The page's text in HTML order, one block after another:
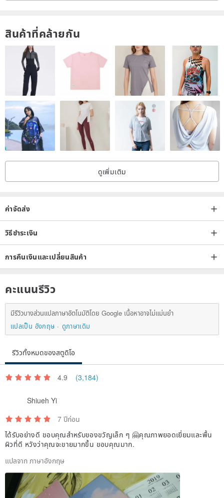
height).
Manuscript paper: 05 green manuscript paper / 06 purple
manuscript paper (66 cells).
*小叮咛:
There is no adhesive coating on each back. If you need to stick it,
you can choose another paper tape or sticker.
The color in the product map will be different from the actual color
of the product due to different screen displays and light source
angles. Please focus on the entity.
This Lifepad series note paper, with A5 size, can be purchased and
→Lifepad A5 note paper product link...
/ Product Size / 7.4x8.3 cm
/ Packing size / 8.3x7.4x1.1 cm
/ weight / 60 g
PAPERIAN Brand Zone Link
The design hall will clear the trea...
สินค้าที่คล้ายกัน
ดูเพิ่มเติม
ค่าจัดส่ง
วิธีชำระเงิน
การคืนเงินและเปลี่ยนสินค้า
คะแนนรีวิว
มีรีวิวบางส่วนแปลภาษาอัตโนมัติโดย Google เนื้อหาอาจไม่แม่นยำ
แปลเป็น อังกฤษ
ดูภาษาเดิม
รีวิวทั้งหมดของสตูดิโอ
4.9 (3,184)
Shiueh Yi
7 ปีก่อน
ได้รับอย่างดี ขอบคุณสำหรับของขวัญเล็ก ๆ 🤗คุณภาพยอดเยี่ยมและพื้น
ผิวที่ดี หวังว่าคุณจะขายมากขึ้น ขอบคุณมาก.
แปลจาก ภาษาอังกฤษ